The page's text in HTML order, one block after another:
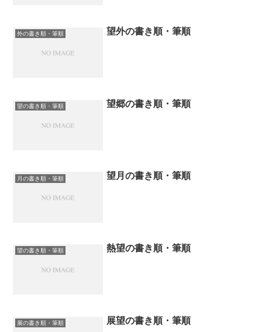
外の書き順・筆順 望外の書き順・筆順
望の書き順・筆順 望郷の書き順・筆順
月の書き順・筆順 望月の書き順・筆順
望の書き順・筆順 熱望の書き順・筆順
展の書き順・筆順 展望の書き順・筆順